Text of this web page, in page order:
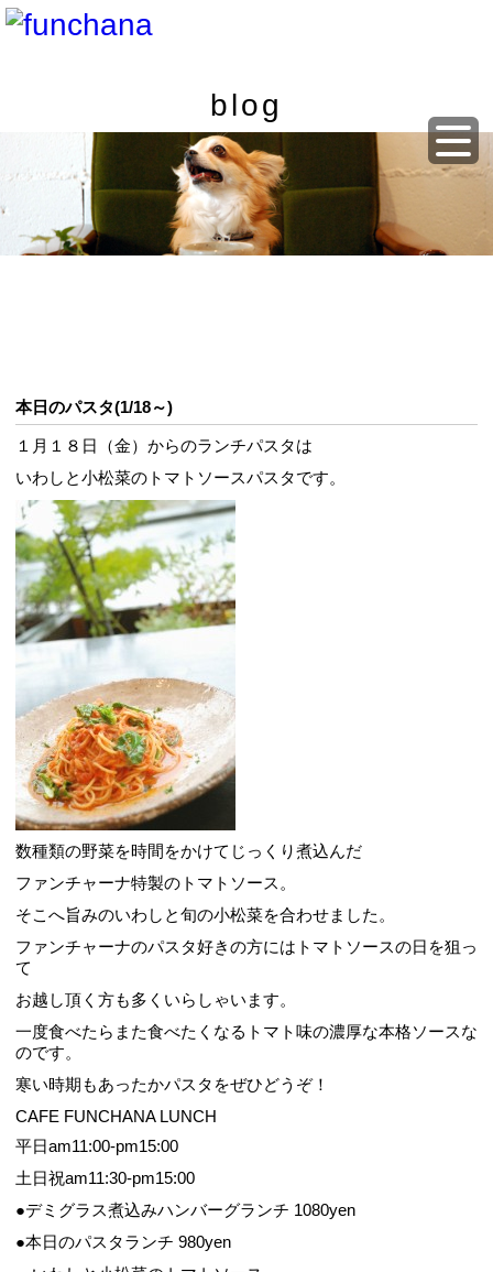
blog
本日のパスタ(1/18～)
１月１８日（金）からのランチパスタは
いわしと小松菜のトマトソースパスタです。
数種類の野菜を時間をかけてじっくり煮込んだ
ファンチャーナ特製のトマトソース。
そこへ旨みのいわしと旬の小松菜を合わせました。
ファンチャーナのパスタ好きの方にはトマトソースの日を狙っ
て
お越し頂く方も多くいらしゃいます。
一度食べたらまた食べたくなるトマト味の濃厚な本格ソースな
のです。
寒い時期もあったかパスタをぜひどうぞ！
CAFE FUNCHANA LUNCH
平日am11:00-pm15:00
土日祝am11:30-pm15:00
●デミグラス煮込みハンバーグランチ 1080yen
●本日のパスタランチ 980yen